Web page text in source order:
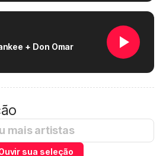
+ Don Omar
sua seleção